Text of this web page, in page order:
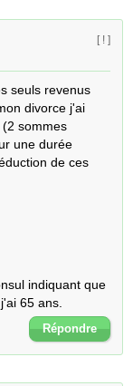
[ ! ]
seuls revenus
divorce j'ai
sommes
une durée
de ces
indiquant que
65 ans.
Répondre